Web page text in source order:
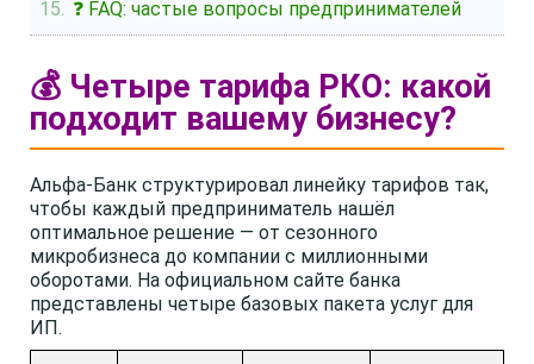
❓ FAQ: частые вопросы предпринимателей
💰 Четыре тарифа РКО: какой
подходит вашему бизнесу?
Альфа-Банк структурировал линейку тарифов так,
чтобы каждый предприниматель нашёл
оптимальное решение — от сезонного
микробизнеса до компании с миллионными
оборотами. На официальном сайте банка
представлены четыре базовых пакета услуг для
ИП.